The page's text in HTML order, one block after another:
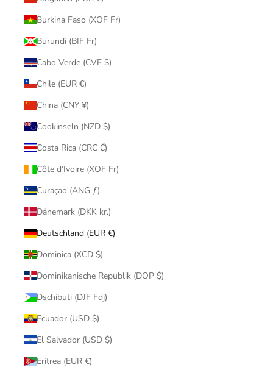
Burkina Faso (XOF Fr)
Burundi (BIF Fr)
Cabo Verde (CVE $)
Chile (EUR €)
China (CNY ¥)
Cookinseln (NZD $)
Costa Rica (CRC ₡)
Côte d’Ivoire (XOF Fr)
Curaçao (ANG ƒ)
Dänemark (DKK kr.)
Deutschland (EUR €)
Dominica (XCD $)
Dominikanische Republik (DOP $)
Dschibuti (DJF Fdj)
Ecuador (USD $)
El Salvador (USD $)
Eritrea (EUR €)